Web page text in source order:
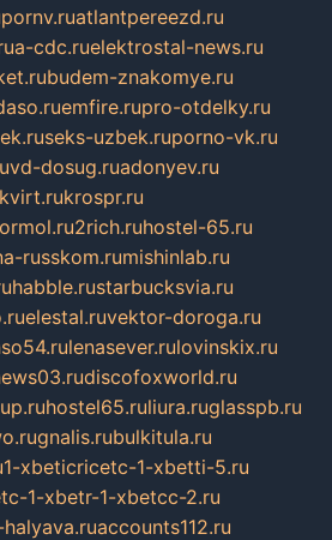
pornv.ruatlantpereezd.ru
a-cdc.ruelektrostal-news.ru
budem-znakomye.ru
emfire.rupro-otdelky.ru
seks-uzbek.ruporno-vk.ru
vd-dosug.ruadonyev.ru
krospr.ru
2rich.ruhostel-65.ru
russkom.rumishinlab.ru
habble.rustarbucksvia.ru
elestal.ruvektor-doroga.ru
lenasever.rulovinskix.ru
discofoxworld.ru
hostel65.ruliura.ruglasspb.ru
gnalis.rubulkitula.ru
1-xbeticricetc-1-xbetti-5.ru
1-xbetr-1-xbetcc-2.ru
accounts112.ru